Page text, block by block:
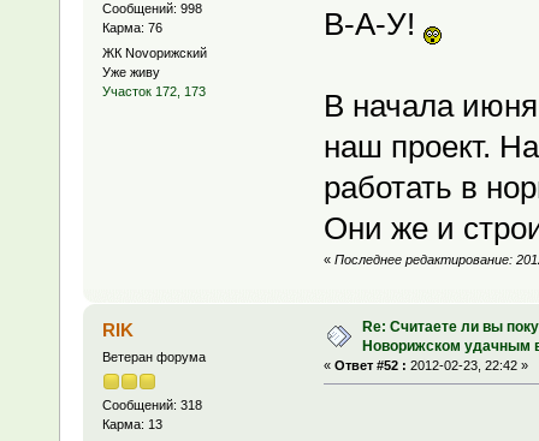
Сообщений: 998
Карма: 76
ЖК Novoрижский
Уже живу
Участок 172, 173
В-А-У!
В начала
наш проект.
работать в
Они же и
« Последнее редактирование:
RIK
Ветеран форума
Сообщений: 318
Карма: 13
Re: Считаете ли вы
Новорижском удачным
« Ответ #52 : 2012-02-23, 22:42 »